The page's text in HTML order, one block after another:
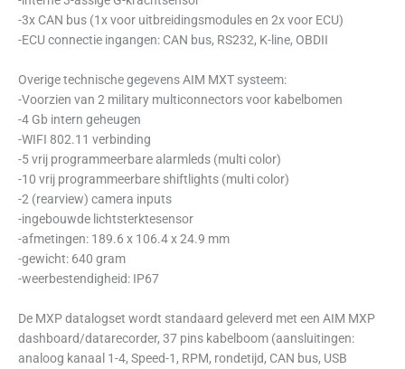
-3x CAN bus (1x voor uitbreidingsmodules en 2x voor ECU)
-ECU connectie ingangen: CAN bus, RS232, K-line, OBDII
Overige technische gegevens AIM MXT systeem:
-Voorzien van 2 military multiconnectors voor kabelbomen
-4 Gb intern geheugen
-WIFI 802.11 verbinding
-5 vrij programmeerbare alarmleds (multi color)
-10 vrij programmeerbare shiftlights (multi color)
-2 (rearview) camera inputs
-ingebouwde lichtsterktesensor
-afmetingen: 189.6 x 106.4 x 24.9 mm
-gewicht: 640 gram
-weerbestendigheid: IP67
De MXP datalogset wordt standaard geleverd met een AIM MXP
dashboard/datarecorder, 37 pins kabelboom (aansluitingen:
analoog kanaal 1-4, Speed-1, RPM, rondetijd, CAN bus, USB